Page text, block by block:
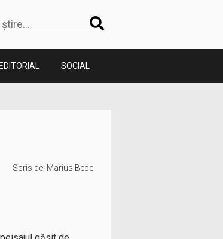
EDITORIAL SOCIAL
Scris de: Marius Bebe